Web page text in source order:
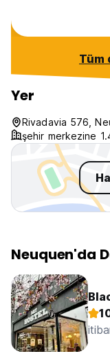
Tüm
Yer
Rivadavia 576,
şehir merkezine
Neuquen'da